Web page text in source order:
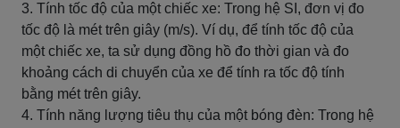
3. Tính tốc độ của một chiếc xe: Trong hệ SI, đơn vị đo
tốc độ là mét trên giây (m/s). Ví dụ, để tính tốc độ của
một chiếc xe, ta sử dụng đồng hồ đo thời gian và đo
khoảng cách di chuyển của xe để tính ra tốc độ tính
bằng mét trên giây.
4. Tính năng lượng tiêu thụ của một bóng đèn: Trong hệ